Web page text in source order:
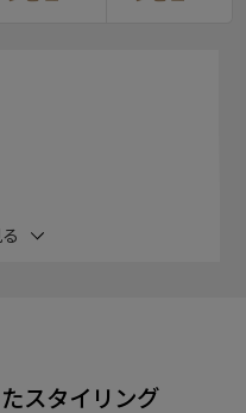
に高い形態安定性でアイ
でもきちんと感をキープ
スタイリング